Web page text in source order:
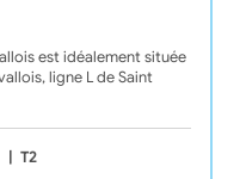
est idéalement située
ligne L de Saint
T2